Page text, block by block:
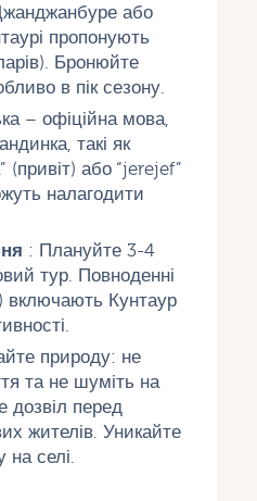
або
пропонують
Бронюйте
в пік сезону.
– офіційна мова,
такі як
(привіт) або “jerejef”
налагодити
: Плануйте 3-4
тур. Повноденні
включають Кунтаур
природу: не
та не шуміть на
дозвіл перед
жителів. Уникайте
на селі.